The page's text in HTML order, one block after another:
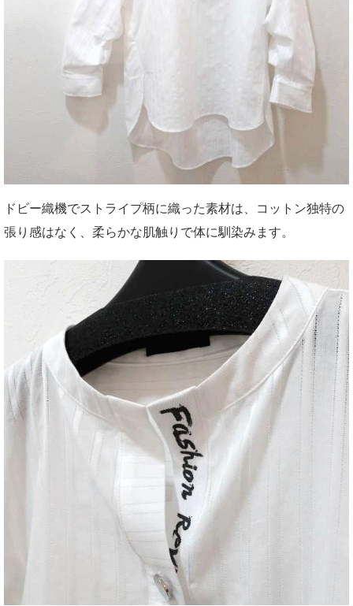
ドビー織機でストライプ柄に織った素材は、コットン独特の
張り感はなく、柔らかな肌触りで体に馴染みます。